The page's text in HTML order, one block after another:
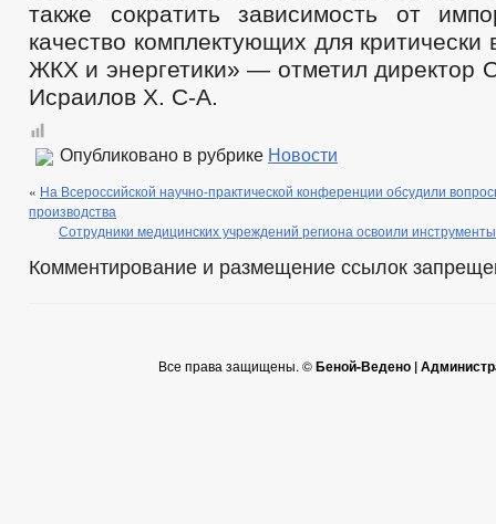
также сократить зависимость от
качество комплектующих для
ЖКХ и энергетики» — отметил директор
Исраилов Х. С-А.
Опубликовано в рубрике Новости
« На Всероссийской научно-практической конференции обсудили
производства
Сотрудники медицинских учреждений региона освоили
Комментирование и размещение ссылок
Все права защищены. ©Беной-Ведено |